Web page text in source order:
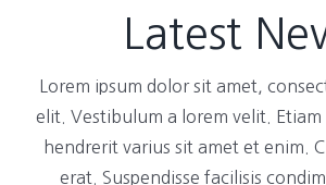
Latest
Lorem ipsum dolor sit amet,
elit. Vestibulum a lorem velit. Etiam
hendrerit varius sit amet et enim.
erat. Suspendisse facilisis